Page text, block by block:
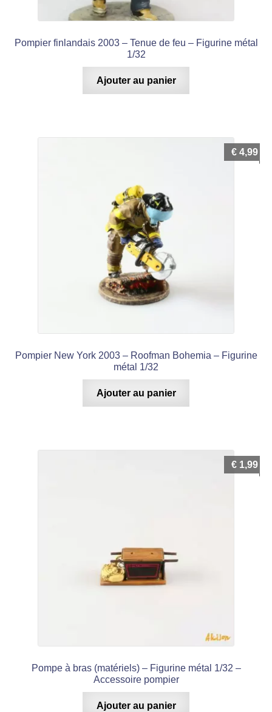
Pompier finlandais 2003 – Tenue de feu – Figurine métal
1/32
Ajouter au panier
Pompier New York 2003 – Roofman Bohemia – Figurine
métal 1/32
€ 4,99
Ajouter au panier
Pompe à bras (matériels) – Figurine métal 1/32 –
Accessoire pompier
€ 1,99
Ajouter au panier